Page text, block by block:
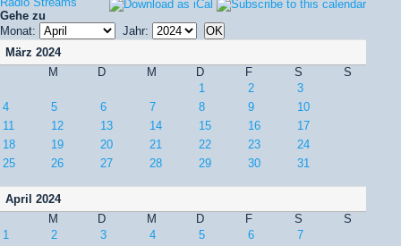
Gehe zu
Monat:
Jahr:
März 2024
M
D M D F S
S
1
2
3
4
5 6 7 8 9
10
11
12 13 14 15 16
17
18
19 20 21 22 23
24
25
26 27 28 29 30 31
April 2024
M
D M D F S
S
1
2 3 4 5 6
7